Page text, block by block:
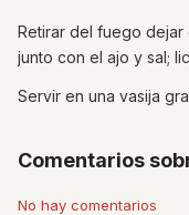
Retirar del fuego dejar
junto con el ajo y sal;
Servir en una vasija
Comentarios
No hay comentarios